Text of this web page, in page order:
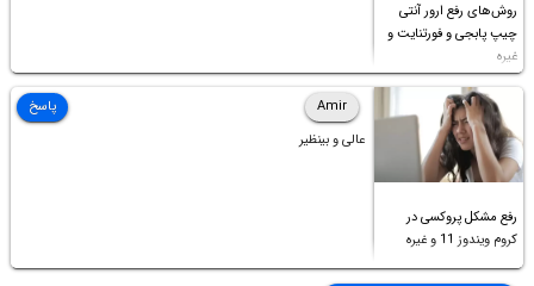
روش‌های رفع ارور آنتی
چیپ پابجی و فورتنایت و
غیره
رفع مشکل پروکسی در
کروم ویندوز 11 و غیره
Amir
عالی و بینظیر
پاسخ